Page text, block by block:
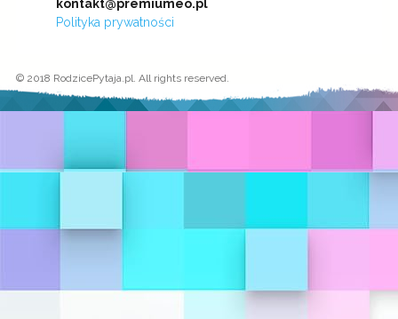
kontakt@premiumeo.pl
Polityka prywatności
© 2018 RodzicePytaja.pl. All rights reserved.